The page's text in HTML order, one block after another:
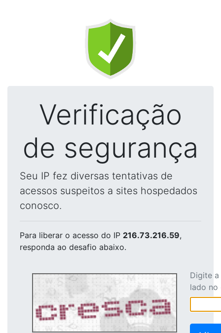
Verificação
de segurança
Seu IP fez diversas tentativas de
acessos suspeitos a sites hospedados
conosco.
Para liberar o acesso do IP 216.73.216.59,
responda ao desafio abaixo.
Digite
lado no